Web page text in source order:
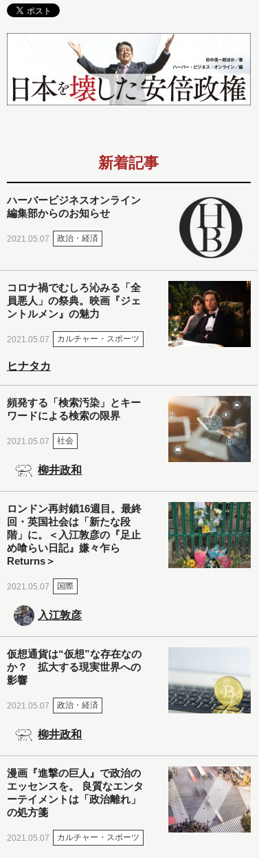
新着記事
ハーバービジネスオンライン
編集部からのお知らせ
2021.05.07 政治・経済
コロナ禍でむしろ沁みる「全
員悪人」の祭典。映画『ジェ
ントルメン』の魅力
2021.05.07 カルチャー・スポーツ
ヒナタカ
頻発する「検索汚染」とキー
ワードによる検索の限界
2021.05.07 社会
柳井政和
ロンドン再封鎖16週目。最終
回・英国社会は「新たな段
階」に。＜入江敦彦の『足止
め喰らい日記』嫌々乍ら
Returns＞
2021.05.07 国際
入江敦彦
仮想通貨は“仮想”な存在なの
か？ 拡大する現実世界への
影響
2021.05.07 政治・経済
柳井政和
漫画『進撃の巨人』で政治の
エッセンスを。 良質なエンタ
ーテイメントは「政治離れ」
の処方箋
2021.05.07 カルチャー・スポーツ